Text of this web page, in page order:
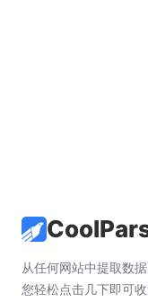
从任何网站中提取数
您轻松点击几下即可